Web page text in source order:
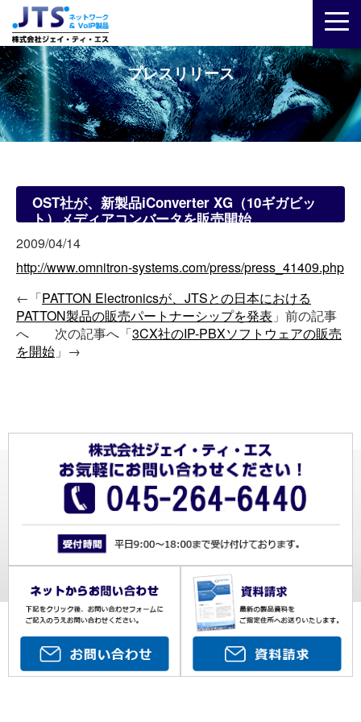
プレスリリース
OST社が、新製品iConverter XG（10ギガビッ
ト）メディアコンバータを販売開始
2009/04/14
http://www.omnitron-systems.com/press/press_41409.php
←「PATTON Electronicsが、JTSとの日本における
PATTON製品の販売パートナーシップを発表 」前の記事
へ 次の記事へ「3CX社のIP-PBXソフトウェアの販売
を開始 」→